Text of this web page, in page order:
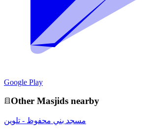
Google Play
Other Masjids nearby
مسجد بني محفوظ - تلوين